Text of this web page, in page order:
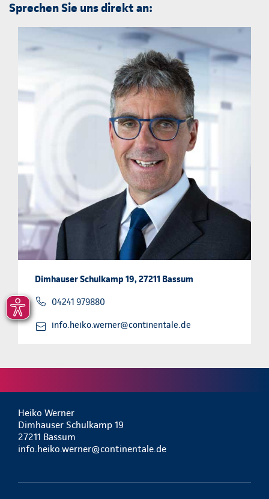
Sprechen Sie uns direkt an:
Dimhauser Schulkamp 19, 27211 Bassum
04241 979880
info.heiko.werner@continentale.de
Heiko Werner
Dimhauser Schulkamp 19
27211 Bassum
info.heiko.werner@continentale.de